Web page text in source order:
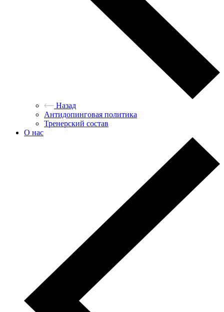
Назад
Антидопинговая политика
Тренерский состав
О нас